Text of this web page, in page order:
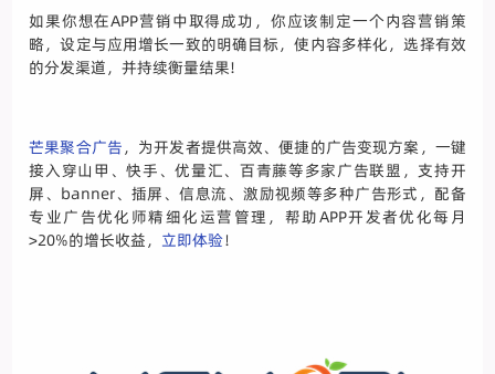
如果你想在APP营销中取得成功，你应该制定一个内容营销策
略，设定与应用增长一致的明确目标，使内容多样化，选择有效
的分发渠道，并持续衡量结果!
芒果聚合广告，为开发者提供高效、便捷的广告变现方案，一键
接入穿山甲、快手、优量汇、百青藤等多家广告联盟，支持开
屏、banner、插屏、信息流、激励视频等多种广告形式，配备
专业广告优化师精细化运营管理，帮助APP开发者优化每月
>20%的增长收益， 立即体验！